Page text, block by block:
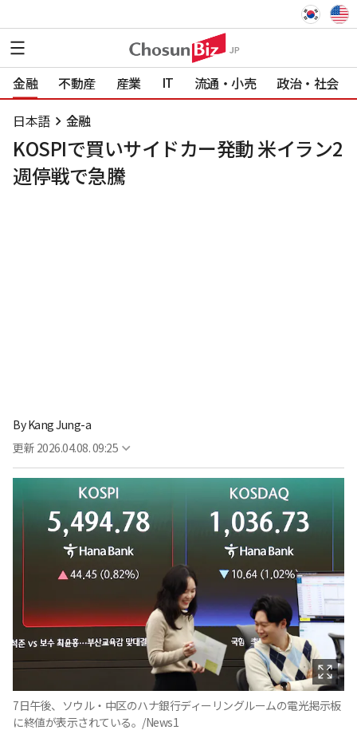
金融 不動産 産業 IT 流通・小売 政治・社会
日本語 金融
KOSPIで買いサイドカー発動 米イラン2
週停戦で急騰
ByKang Jung-a
更新 2026.04.08. 09:25
7日午後、ソウル・中区のハナ銀行ディーリングルームの電光掲示板
に終値が表示されている。/News1